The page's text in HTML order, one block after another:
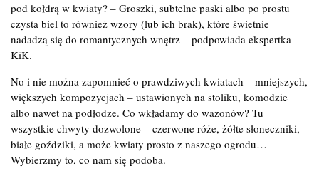
pod kołdrą w kwiaty? – Groszki, subtelne paski albo po prostu
czysta biel to również wzory (lub ich brak), które świetnie
nadadzą się do romantycznych wnętrz – podpowiada ekspertka
KiK.
No i nie można zapomnieć o prawdziwych kwiatach – mniejszych,
większych kompozycjach – ustawionych na stoliku, komodzie
albo nawet na podłodze. Co wkładamy do wazonów? Tu
wszystkie chwyty dozwolone – czerwone róże, żółte słoneczniki,
białe goździki, a może kwiaty prosto z naszego ogrodu…
Wybierzmy to, co nam się podoba.